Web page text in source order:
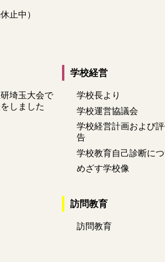
止中）
埼玉大会で
しました
学校経営
学校長より
学校運営協議会
学校経営計画および
告
学校教育自己診断に
めざす学校像
訪問教育
訪問教育